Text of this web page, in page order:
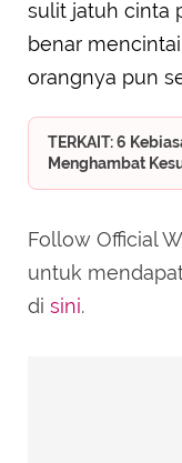
sulit jatuh cinta
benar
orangnya pun
TERKAIT: 6
Menghambat
Follow Official
untuk
di sini.